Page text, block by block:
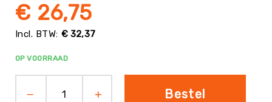
Cricket
Curling
&
Muziek
Darts
€ 32,37
€ 26,75
OP VOORRAAD
Bestel